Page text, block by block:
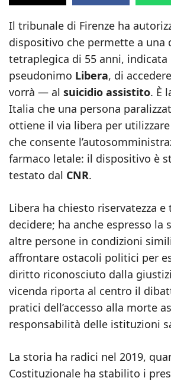
Il tribunale di Firenze ha
dispositivo che permette a una
tetraplegica di 55 anni, indicata
pseudonimo Libera, di
vorrà — al suicidio assistito. È
Italia che una persona
ottiene il via libera per
che consente
farmaco letale: il dispositivo è
testato dal CNR.
Libera ha chiesto riservatezza
decidere; ha anche espresso la
altre persone in condizioni
affrontare ostacoli politici per
diritto riconosciuto dalla
vicenda riporta al centro il
pratici dell’accesso alla morte
responsabilità delle istituzioni
La storia ha radici nel 2019,
Costituzionale ha stabilito i